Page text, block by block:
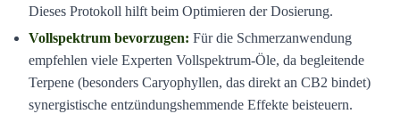
Dieses Protokoll hilft beim Optimieren der Dosierung.
Vollspektrum bevorzugen: Für die Schmerzanwendung
empfehlen viele Experten Vollspektrum-Öle, da begleitende
Terpene (besonders Caryophyllen, das direkt an CB2 bindet)
synergistische entzündungshemmende Effekte beisteuern.